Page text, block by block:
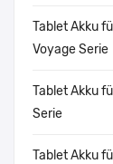
Tablet Akku
Voyage Serie
Tablet Akku
Serie
Tablet Akku